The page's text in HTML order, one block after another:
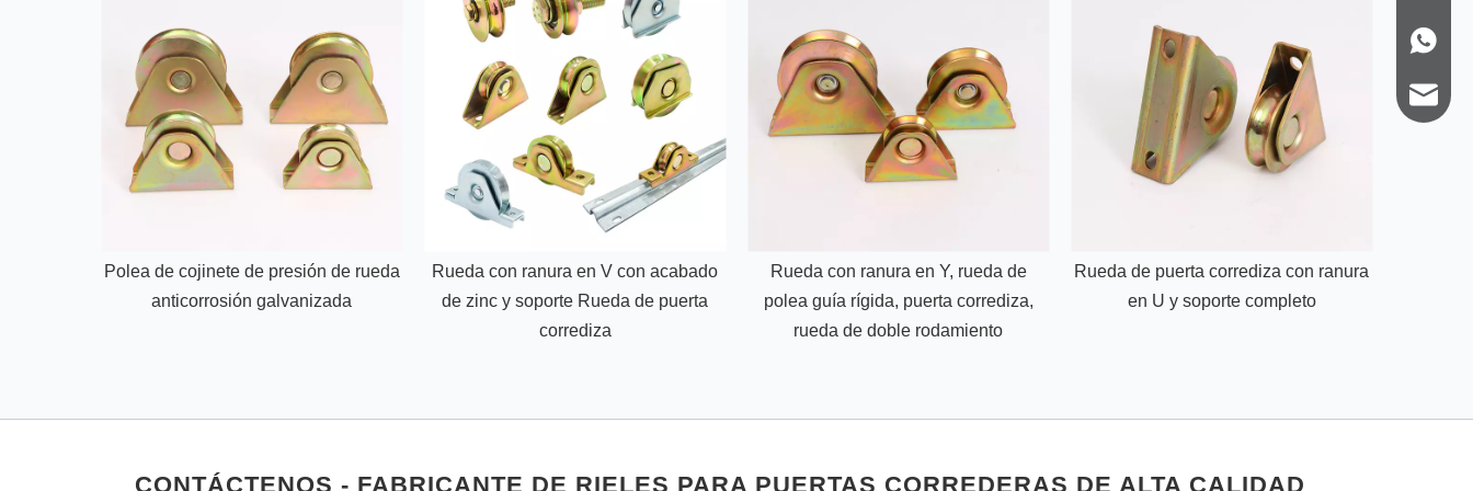
Polea de cojinete de presión de rueda
anticorrosión galvanizada
Rueda con ranura en V con acabado
de zinc y soporte Rueda de puerta
corrediza
Rueda con ranura en Y, rueda de
polea guía rígida, puerta corrediza,
rueda de doble rodamiento
Rueda de puerta corrediza con ranura
en U y soporte completo
CONTÁCTENOS - FABRICANTE DE RIELES PARA PUERTAS CORREDERAS DE ALTA CALIDAD
+86-